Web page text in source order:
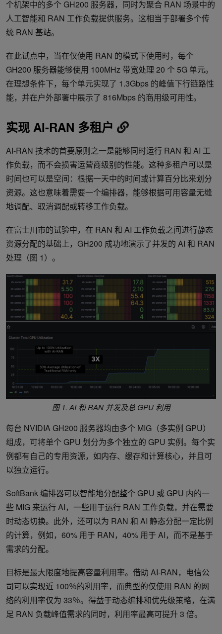
个机架中的多个 GH200 服务器，同时为聚合 RAN 场景中的
人工智能和 RAN 工作负载提供服务。这相当于部署多个传
统 RAN 基站。
在此试点中，当在仅使用 RAN 的模式下使用时，每个
GH200 服务器能够使用 100MHz 带宽处理 20 个 5G 单元。
在理想条件下，每个单元实现了 1.3Gbps 的峰值下行链路性
能，并在户外部署中展示了 816Mbps 的商用级可用性。
实现 AI-RAN 多租户
AI-RAN 技术的首要原则之一是能够同时运行 RAN 和 AI 工
作负载，而不会损害运营商级别的性能。这种多租户可以是
时间也可以是空间：根据一天中的时间或计算百分比来划分
资源。这也意味着需要一个编排器，能够根据可用容量无缝
地调配、取消调配或转移工作负载。
在富士川市的试验中，在 RAN 和 AI 工作负载之间进行静态
资源分配的基础上，GH200 成功地演示了并发的 AI 和 RAN
处理（图 1）。
图 1. AI 和 RAN 并发及总 GPU 利用
每台 NVIDIA GH200 服务器均由多个 MIG（多实例 GPU）
组成，可将单个 GPU 划分为多个独立的 GPU 实例。每个实
例都有自己的专用资源，如内存、缓存和计算核心，并且可
以独立运行。
SoftBank 编排器可以智能地分配整个 GPU 或 GPU 内的一
些 MIG 来运行 AI，一些用于运行 RAN 工作负载，并在需要
时动态切换。此外，还可以为 RAN 和 AI 静态分配一定比例
的计算，例如，60% 用于 RAN，40% 用于 AI，而不是基于
需求的分配。
目标是最大限度地提高容量利用率。借助 AI-RAN，电信公
司可以实现近 100％的利用率，而典型的仅使用 RAN 的网
络的利用率仅为 33％。得益于动态编排和优先级策略，在满
足 RAN 负载峰值需求的同时，利用率最高可提升 3 倍。